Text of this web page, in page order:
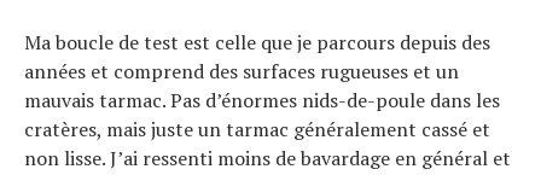
Ma boucle de test est celle que je parcours depuis des
années et comprend des surfaces rugueuses et un
mauvais tarmac. Pas d’énormes nids-de-poule dans les
cratères, mais juste un tarmac généralement cassé et
non lisse. J’ai ressenti moins de bavardage en général et